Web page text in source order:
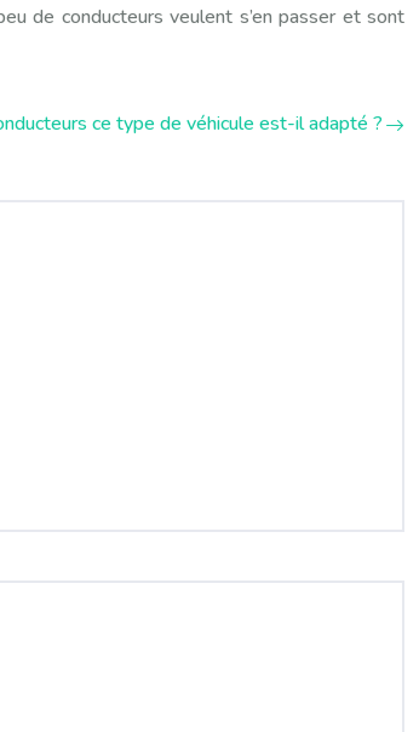
de conducteurs veulent s’en passer et sont
ce type de véhicule est-il adapté ?